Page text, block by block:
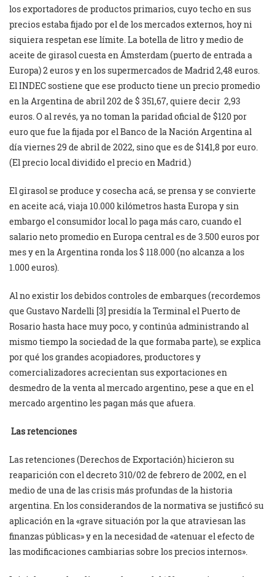
los exportadores de productos primarios, cuyo techo en sus
precios estaba fijado por el de los mercados externos, hoy ni
siquiera respetan ese límite. La botella de litro y medio de
aceite de girasol cuesta en Ámsterdam (puerto de entrada a
Europa) 2 euros y en los supermercados de Madrid 2,48 euros.
El INDEC sostiene que ese producto tiene un precio promedio
en la Argentina de abril 202 de $ 351,67, quiere decir 2,93
euros. O al revés, ya no toman la paridad oficial de $120 por
euro que fue la fijada por el Banco de la Nación Argentina al
día viernes 29 de abril de 2022, sino que es de $141,8 por euro.
(El precio local dividido el precio en Madrid.)
El girasol se produce y cosecha acá, se prensa y se convierte
en aceite acá, viaja 10.000 kilómetros hasta Europa y sin
embargo el consumidor local lo paga más caro, cuando el
salario neto promedio en Europa central es de 3.500 euros por
mes y en la Argentina ronda los $ 118.000 (no alcanza a los
1.000 euros).
Al no existir los debidos controles de embarques (recordemos
que Gustavo Nardelli [3] presidía la Terminal el Puerto de
Rosario hasta hace muy poco, y continúa administrando al
mismo tiempo la sociedad de la que formaba parte), se explica
por qué los grandes acopiadores, productores y
comercializadores acrecientan sus exportaciones en
desmedro de la venta al mercado argentino, pese a que en el
mercado argentino les pagan más que afuera.
Las retenciones
Las retenciones (Derechos de Exportación) hicieron su
reaparición con el decreto 310/02 de febrero de 2002, en el
medio de una de las crisis más profundas de la historia
argentina. En los considerandos de la normativa se justificó su
aplicación en la «grave situación por la que atraviesan las
finanzas públicas» y en la necesidad de «atenuar el efecto de
las modificaciones cambiarias sobre los precios internos».